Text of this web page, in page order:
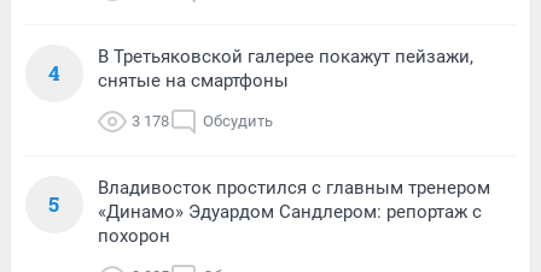
4
В Третьяковской галерее покажут пейзажи,
снятые на смартфоны
3 178 Обсудить
5
Владивосток простился с главным тренером
«Динамо» Эдуардом Сандлером: репортаж с
похорон